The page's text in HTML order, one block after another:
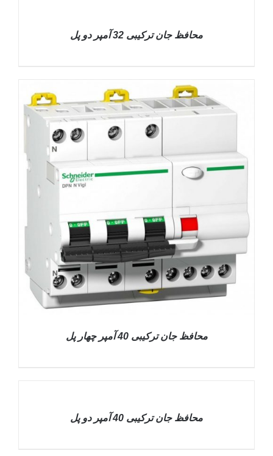
محافظ جان ترکیبی 32 آمپر دو پل
محافظ جان ترکیبی 40 آمپر چهار پل
محافظ جان ترکیبی 40 آمپر دو پل